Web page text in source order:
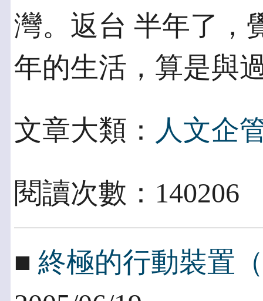
灣。返台 半年了，
年的生活，算是與
文章大類： 人文企
閱讀次數：
■ 終極的行動裝置